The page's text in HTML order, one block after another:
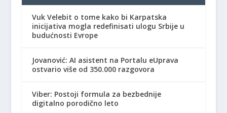
Vuk Velebit o tome kako bi Karpatska
inicijativa mogla redefinisati ulogu Srbije u
budućnosti Evrope
Jovanović: AI asistent na Portalu eUprava
ostvario više od 350.000 razgovora
Viber: Postoji formula za bezbednije
digitalno porodično leto